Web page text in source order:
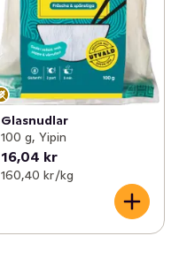
Glasnudlar
100 g, Yipin
16,04 kr
160,40 kr /kg